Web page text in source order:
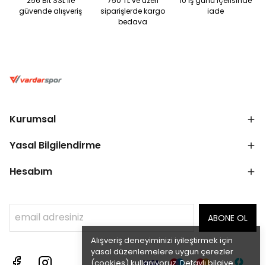
Alışveriş deneyiminizi iyileştirmek için
yasal düzenlemelere uygun çerezler
güvende alışveriş
siparişlerde kargo
bedava
iade
Kurumsal
Yasal Bilgilendirme
Hesabım
ABONE OL